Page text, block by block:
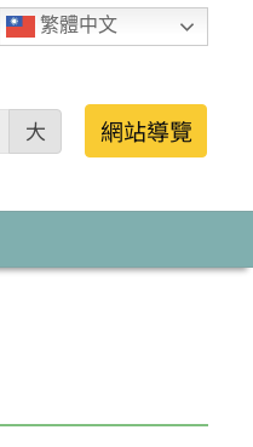
繁體中文
大 網站導覽